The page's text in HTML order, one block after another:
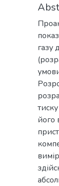
газу
його